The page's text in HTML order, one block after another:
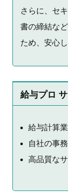
さらに、セ
書の締結な
ため、安心
給与プロ
給与計算
自社の事
高品質な